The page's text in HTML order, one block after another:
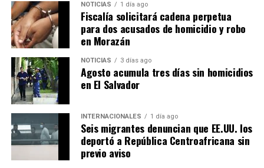
NOTICIAS 1 día ago
Fiscalía solicitará cadena perpetua
para dos acusados de homicidio y robo
en Morazán
NOTICIAS 3 días ago
Agosto acumula tres días sin homicidios
en El Salvador
INTERNACIONALES 1 día ago
Seis migrantes denuncian que EE.UU. los
deportó a República Centroafricana sin
previo aviso